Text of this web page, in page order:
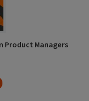
Product Managers